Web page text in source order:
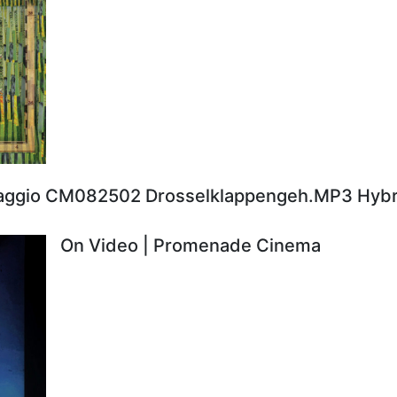
CM082502 Drosselklappengeh.MP3
On Video | Promenade Cinema